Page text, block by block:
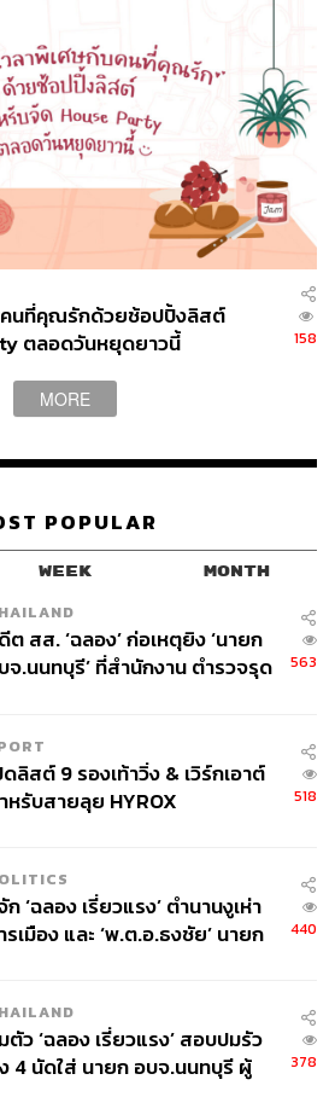
น แถมยังถ่ายรูปขึ้นอีกด้วยนะ!
10มล.
1 ขวด
ต่ง
รับตกแต่ง
ข้มข้น สำหรับตกแต่ง
สำหรับแต่งกลิ่น
มไว้ลงไป
มุนไพร เติมความสดชื่น
อมแบบเย็นๆ เพื่ออรรถรสการดื่ม
ร์ใช้วิธีรมควันด้วยเปลือกไม้เชอร์รีวู
คนที่คุณรักด้วยช้อปปิ้งลิสต์
ตลอดวันหยุดยาวนี้
158
MORE
POPULAR
WEEK MONTH
ต สส. ‘ฉลอง’ ก่อเหตุยิง ‘นายก
จ.นนทบุรี’ ที่สำนักงาน ตำรวจรุด
563
ดลิสต์ 9 รองเท้าวิ่ง & เวิร์กเอาต์
หรับสายลุย HYROX
518
ก ‘ฉลอง เรี่ยวแรง’ ตำนานงูเห่า
รเมือง และ ‘พ.ต.อ.ธงชัย’ นายก
440
ตัว ‘ฉลอง เรี่ยวแรง’ สอบปมรัว
4 นัดใส่ นายก อบจ.นนทบุรี ผู้
378